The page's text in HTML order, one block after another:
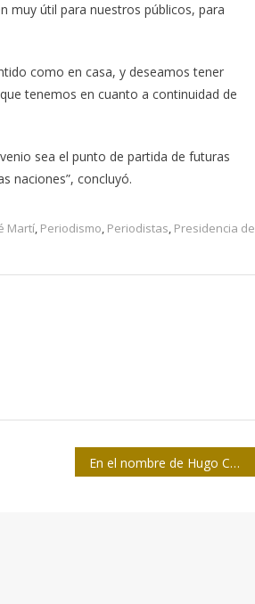
muy útil para nuestros públicos, para
como en casa, y deseamos tener
tenemos en cuanto a continuidad de
sea el punto de partida de futuras
naciones”, concluyó.
Martí, Periodismo, Periodistas, Presidencia de
En el nombre de Hugo Chávez Frías: no dejemos caer a Venezuela